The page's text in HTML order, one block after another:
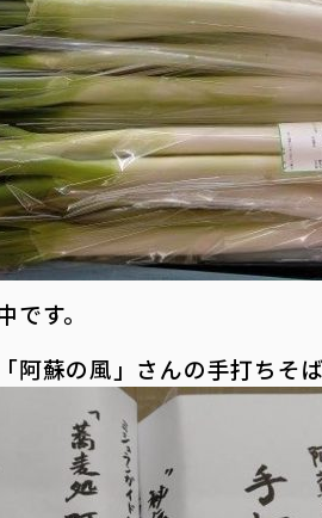
す。
蘇の風」さんの手打ちそば